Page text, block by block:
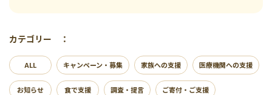
カテゴリー ：
ALL キャンペーン・募集 家族への支援 医療機関への支援
お知らせ 食で支援 調査・提言 ご寄付・ご支援